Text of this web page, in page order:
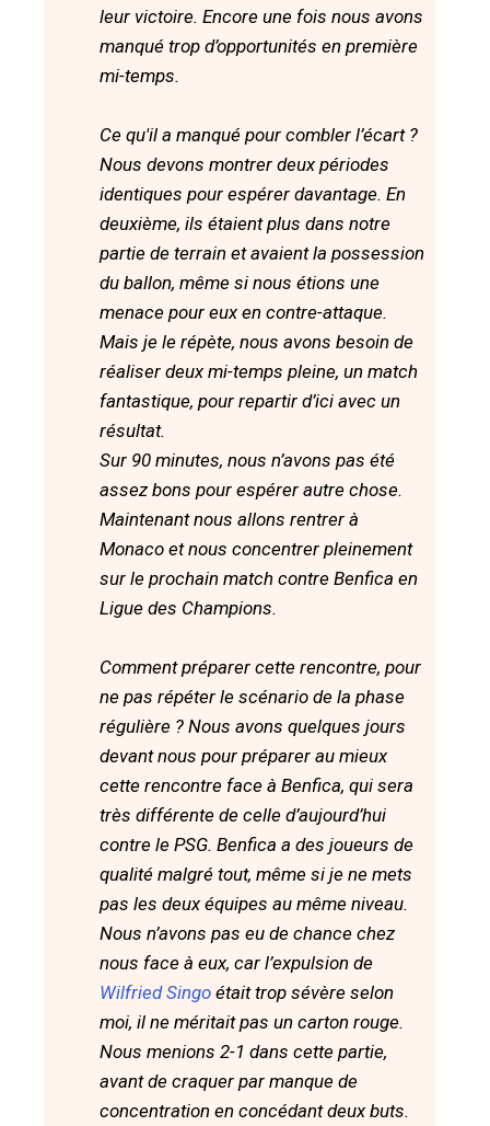
leur victoire. Encore une fois nous avons
manqué trop d’opportunités en première
mi-temps.
Ce qu'il a manqué pour combler l’écart ?
Nous devons montrer deux périodes
identiques pour espérer davantage. En
deuxième, ils étaient plus dans notre
partie de terrain et avaient la possession
du ballon, même si nous étions une
menace pour eux en contre-attaque.
Mais je le répète, nous avons besoin de
réaliser deux mi-temps pleine, un match
fantastique, pour repartir d’ici avec un
résultat.
Sur 90 minutes, nous n’avons pas été
assez bons pour espérer autre chose.
Maintenant nous allons rentrer à
Monaco et nous concentrer pleinement
sur le prochain match contre Benfica en
Ligue des Champions.
Comment préparer cette rencontre, pour
ne pas répéter le scénario de la phase
régulière ? Nous avons quelques jours
devant nous pour préparer au mieux
cette rencontre face à Benfica, qui sera
très différente de celle d’aujourd’hui
contre le PSG. Benfica a des joueurs de
qualité malgré tout, même si je ne mets
pas les deux équipes au même niveau.
Nous n’avons pas eu de chance chez
nous face à eux, car l’expulsion de
Wilfried Singo était trop sévère selon
moi, il ne méritait pas un carton rouge.
Nous menions 2-1 dans cette partie,
avant de craquer par manque de
concentration en concédant deux buts.